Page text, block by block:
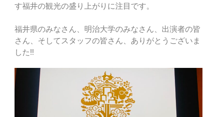
す福井の観光の盛り上がりに注目です。
福井県のみなさん、明治大学のみなさん、出演者の皆
さん、そしてスタッフの皆さん、ありがとうございま
した!!